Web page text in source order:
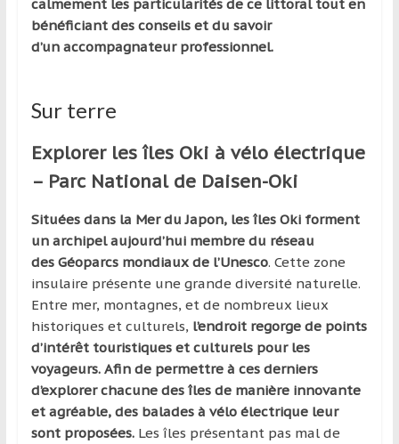
calmement les particularités de ce littoral tout en
bénéficiant des conseils et du savoir
d’un accompagnateur professionnel.
Sur terre
Explorer les îles Oki à vélo électrique
– Parc National de Daisen-Oki
Situées dans la Mer du Japon, les îles Oki forment
un archipel aujourd’hui membre du réseau
des Géoparcs mondiaux de l’Unesco. Cette zone
insulaire présente une grande diversité naturelle.
Entre mer, montagnes, et de nombreux lieux
historiques et culturels, l’endroit regorge de points
d’intérêt touristiques et culturels pour les
voyageurs. Afin de permettre à ces derniers
d’explorer chacune des îles de manière innovante
et agréable, des balades à vélo électrique leur
sont proposées.Les îles présentant pas mal de